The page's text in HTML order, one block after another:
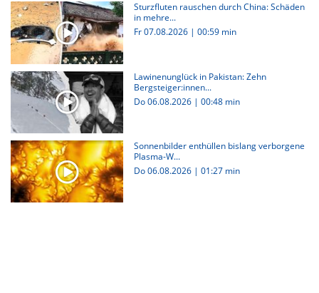
Sturzfluten rauschen durch China: Schäden
in mehre...
Fr 07.08.2026 | 00:59 min
Lawinenunglück in Pakistan: Zehn
Bergsteiger:innen...
Do 06.08.2026 | 00:48 min
Sonnenbilder enthüllen bislang verborgene
Plasma-W...
Do 06.08.2026 | 01:27 min